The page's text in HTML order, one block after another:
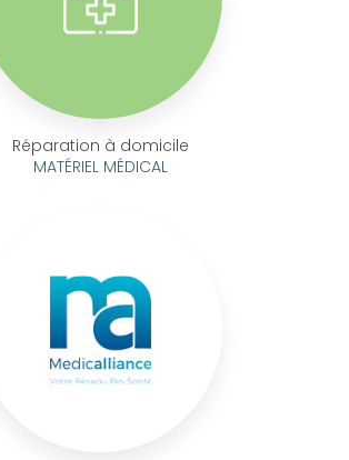
Réparation à domicile
MATÉRIEL MÉDICAL